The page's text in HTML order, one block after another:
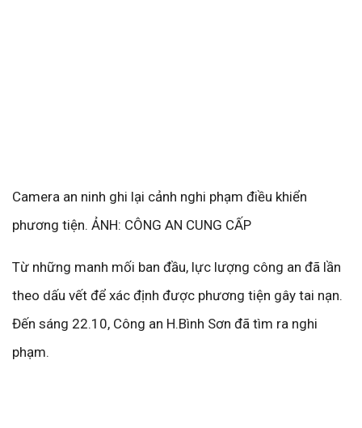
Camera an ninh ghi lại cảnh nghi phạm điều khiển
phương tiện. ẢNH: CÔNG AN CUNG CẤP
Từ những manh mối ban đầu, lực lượng công an đã lần
theo dấu vết để xác định được phương tiện gây tai nạn.
Đến sáng 22.10, Công an H.Bình Sơn đã tìm ra nghi
phạm.